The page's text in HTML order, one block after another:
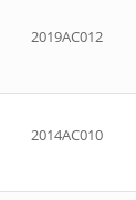
2019AC012
2014AC010